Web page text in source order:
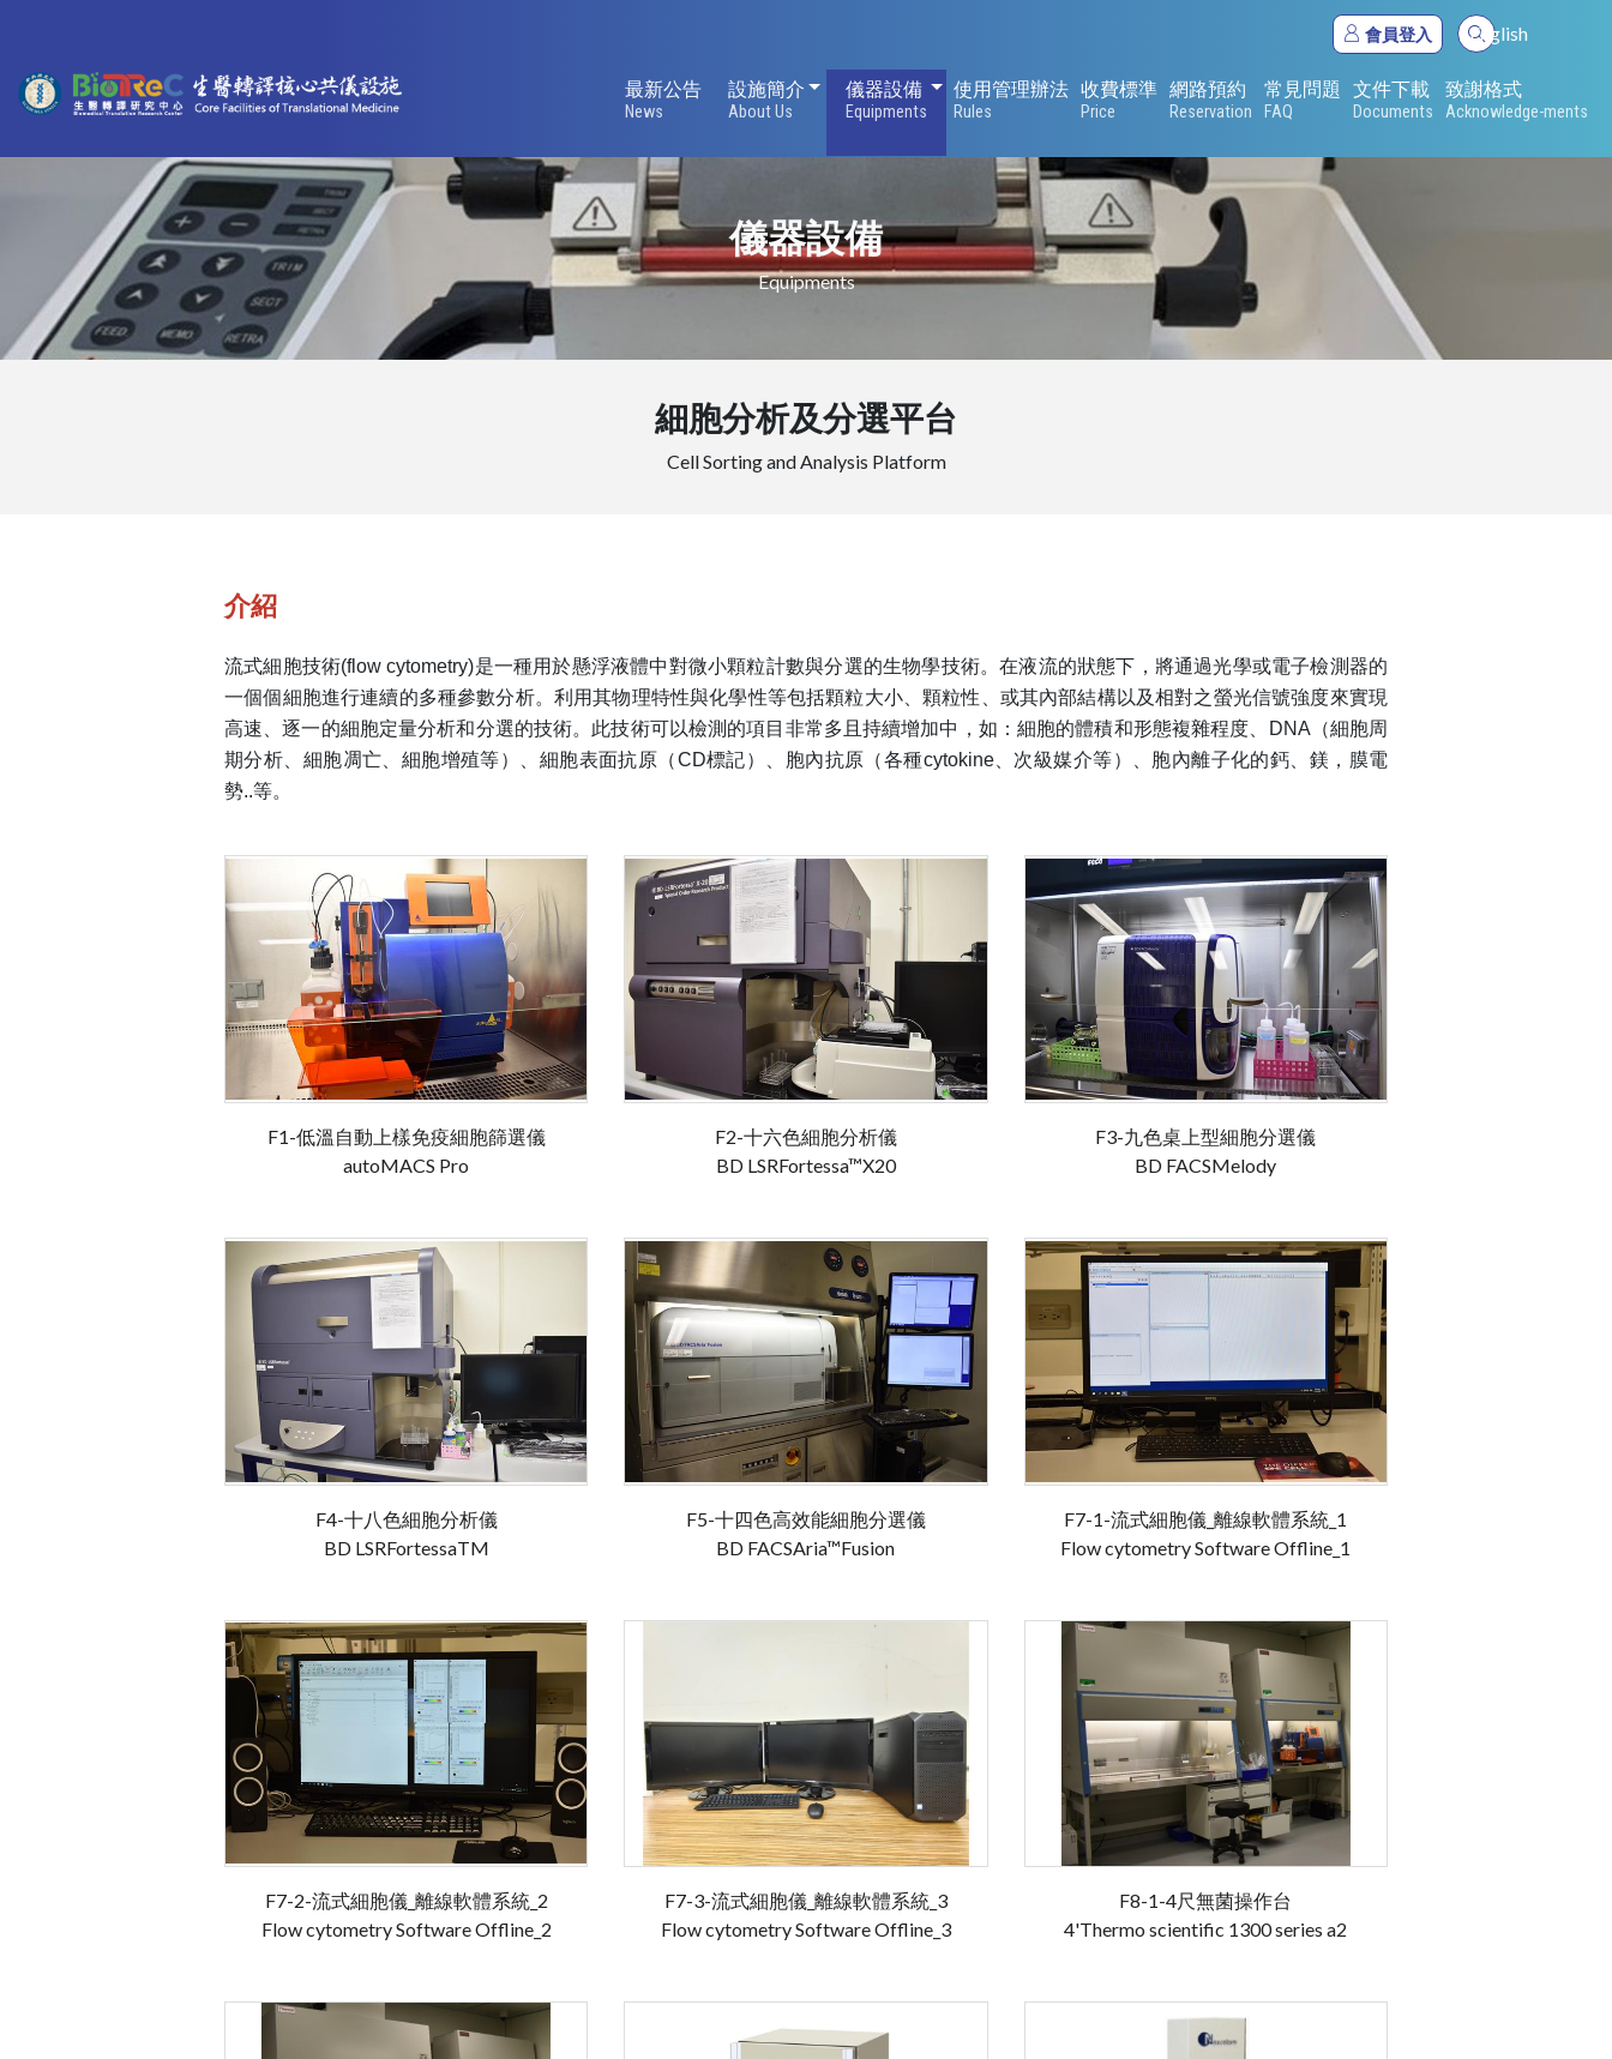
English
會員登入
最新公告
News
設施簡介
About Us
設施簡介儀器設備
Equipments
儀器設備
使用管理辦法
Rules
收費標準
Price
網路預約
Reservation
常見問題
FAQ
文件下載
Documents
致謝格式
Acknowledge-ments
儀器設備
Equipments
細胞分析及分選平台
Cell Sorting and Analysis Platform
介紹
流式細胞技術(flow cytometry)是一種用於懸浮液體中對微小顆粒計數與分選的生物學技術。在液流的狀態下，將通過光學或電子檢測器的
一個個細胞進行連續的多種參數分析。利用其物理特性與化學性等包括顆粒大小、顆粒性、或其內部結構以及相對之螢光信號強度來實現
高速、逐一的細胞定量分析和分選的技術。此技術可以檢測的項目非常多且持續增加中，如：細胞的體積和形態複雜程度、DNA（細胞周
期分析、細胞凋亡、細胞增殖等）、細胞表面抗原（CD標記）、胞內抗原（各種cytokine、次級媒介等）、胞內離子化的鈣、鎂，膜電
勢..等。
F1-低溫自動上樣免疫細胞篩選儀
autoMACS Pro
F2-十六色細胞分析儀
BD LSRFortessa™X20
F3-九色桌上型細胞分選儀
BD FACSMelody
F4-十八色細胞分析儀
BD LSRFortessaTM
F5-十四色高效能細胞分選儀
BD FACSAria™Fusion
F7-1-流式細胞儀_離線軟體系統_1
Flow cytometry Software Offline_1
F7-2-流式細胞儀_離線軟體系統_2
Flow cytometry Software Offline_2
F7-3-流式細胞儀_離線軟體系統_3
Flow cytometry Software Offline_3
F8-1-4尺無菌操作台
4'Thermo scientific 1300 series a2